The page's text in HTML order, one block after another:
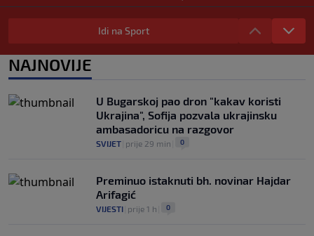
Enes Kanter Freedom želi na WNBA
draft: Neobičnim potezom pokušava
0
na pripremama, bolji bio Eintracht
NOGOMET prije 3 h 0
Idi na Sport
NAJNOVIJE
U Bugarskoj pao dron "kakav koristi
Ukrajina", Sofija pozvala ukrajinsku
ambasadoricu na razgovor
SVIJET prije 29 min 0
Preminuo istaknuti bh. novinar Hajdar
Arifagić
VIJESTI prije 1 h 0